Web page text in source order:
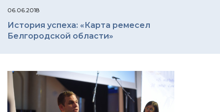
06.06.2018
История успеха: «Карта ремесел
Белгородской области»